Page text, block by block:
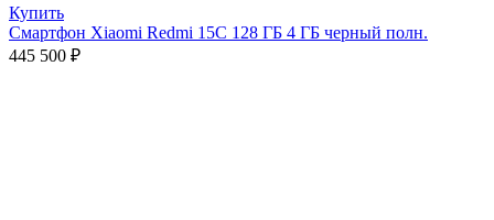
Купить
Смартфон Xiaomi Redmi 15C 128 ГБ 4 ГБ черный полн.
445 500 ₽